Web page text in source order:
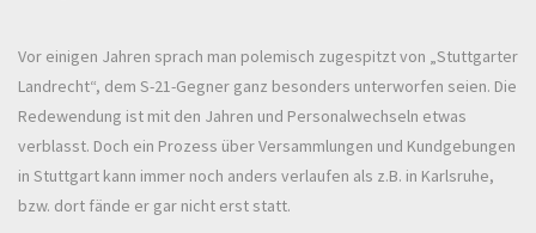
Vor einigen Jahren sprach man polemisch zugespitzt von „Stuttgarter
Landrecht“, dem S-21-Gegner ganz besonders unterworfen seien. Die
Redewendung ist mit den Jahren und Personalwechseln etwas
verblasst. Doch ein Prozess über Versammlungen und Kundgebungen
in Stuttgart kann immer noch anders verlaufen als z.B. in Karlsruhe,
bzw. dort fände er gar nicht erst statt.